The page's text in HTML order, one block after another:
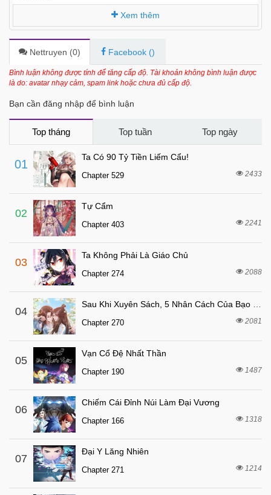
Xem thêm
Nettruyen (0) Facebook ()
Bình luận không được tính để tăng cấp độ. Tài khoản không bình luận được
là do: avatar nhạy cảm, spam link hoặc chưa đủ cấp độ.
Bạn cần đăng nhập để bình luận
Top tháng Top tuần Top ngày
01
Ta Có 90 Tỷ Tiền Liếm Cẩu!
Chapter 529 2433
02
Tự Cẩm
Chapter 403 2241
03
Ta Không Phải Là Giáo Chủ
Chapter 274 2088
04
Chapter 270 2081
05
Vạn Cổ Đệ Nhất Thần
Chapter 190 1487
06
Chiếm Cái Đỉnh Núi Làm Đại Vương
Chapter 166 1318
07
Đại Y Lăng Nhiên
Chapter 271 1214